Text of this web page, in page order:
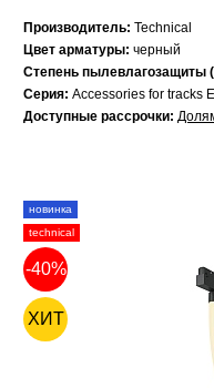
Производитель: Technical
Цвет арматуры: черный
Степень пылевлагозащиты
Серия: Accessories for tracks
Доступные рассрочки:
новинка
technical
-40%
ХИТ